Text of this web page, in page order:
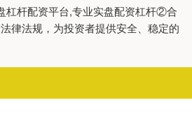
杠杆配资平台,专业实盘配资杠杆②合
律法规，为投资者提供安全、稳定的